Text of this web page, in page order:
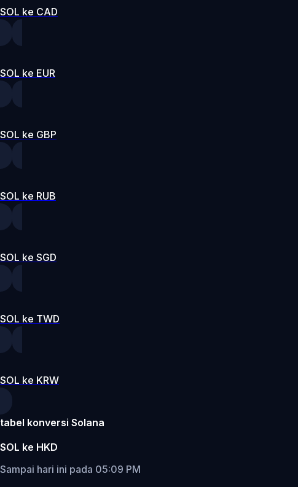
SOL ke CAD
SOL ke EUR
SOL ke GBP
SOL ke RUB
SOL ke SGD
SOL ke TWD
SOL ke KRW
tabel konversi Solana
SOL ke HKD
Sampai hari ini pada 05:09 PM